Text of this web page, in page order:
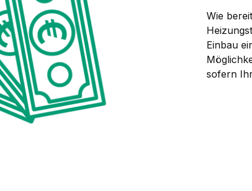
Wie
Einbau
sofern